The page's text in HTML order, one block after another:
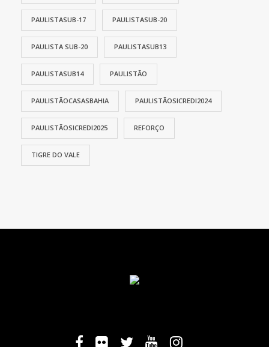
PAULISTASUB-17 PAULISTASUB-20
PAULISTA SUB-20 PAULISTASUB13
PAULISTASUB14 PAULISTÃO
PAULISTÃOCASASBAHIA PAULISTÃOSICREDI2024
PAULISTÃOSICREDI2025 REFORÇO
TIGRE DO VALE